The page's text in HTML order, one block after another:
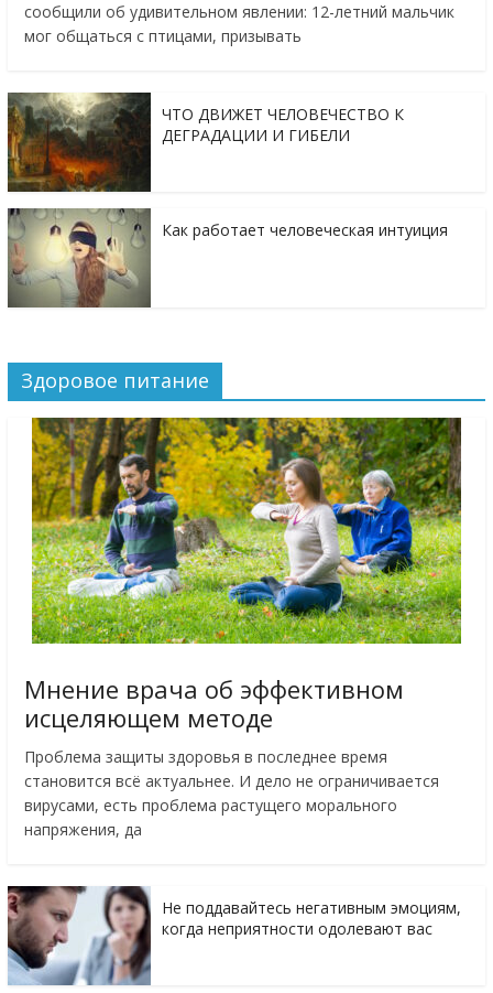
сообщили об удивительном явлении: 12-летний мальчик
мог общаться с птицами, призывать
ЧТО ДВИЖЕТ ЧЕЛОВЕЧЕСТВО К
ДЕГРАДАЦИИ И ГИБЕЛИ
Как работает человеческая интуиция
Здоровое питание
Мнение врача об эффективном
исцеляющем методе
Проблема защиты здоровья в последнее время
становится всё актуальнее. И дело не ограничивается
вирусами, есть проблема растущего морального
напряжения, да
Не поддавайтесь негативным эмоциям,
когда неприятности одолевают вас